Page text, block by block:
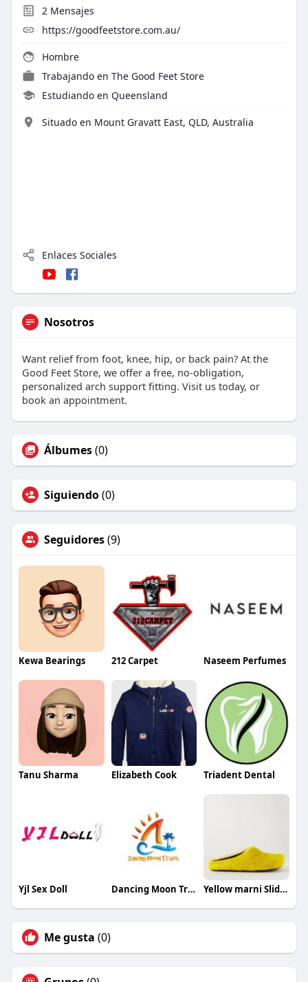
2 Mensajes
https://goodfeetstore.com.au/
Hombre
Trabajando en The Good Feet Store
Estudiando en Queensland
Situado en Mount Gravatt East, QLD, Australia
Enlaces Sociales
Nosotros
Want relief from foot, knee, hip, or back pain? At the
Good Feet Store, we offer a free, no-obligation,
personalized arch support fitting. Visit us today, or
book an appointment.
Álbumes(0)
Siguiendo(0)
Seguidores(9)
Kewa Bearings 212 Carpet Naseem Perfumes
Tanu Sharma Elizabeth Cook Triadent Dental
Yjl Sex Doll Dancing Moon Travel Yellow marni Slides
Me gusta (0)